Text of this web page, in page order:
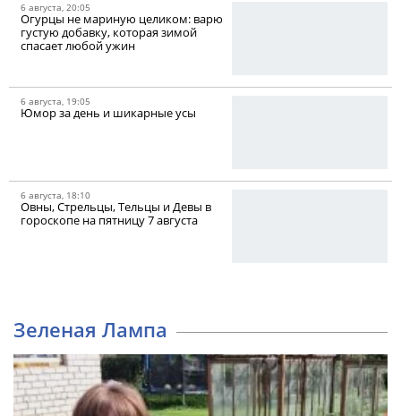
6 августа, 20:05
Огурцы не мариную целиком: варю
густую добавку, которая зимой
спасает любой ужин
6 августа, 19:05
Юмор за день и шикарные усы
6 августа, 18:10
Овны, Стрельцы, Тельцы и Девы в
гороскопе на пятницу 7 августа
Зеленая Лампа